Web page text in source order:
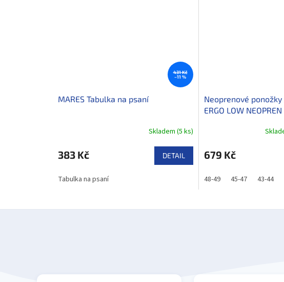
431 Kč
–11 %
MARES Tabulka na psaní
Skladem (5 ks)
383 Kč DETAIL
Tabulka na psaní
Neoprenové
ERGO LOW
679 Kč
48-49 45-47 43-44